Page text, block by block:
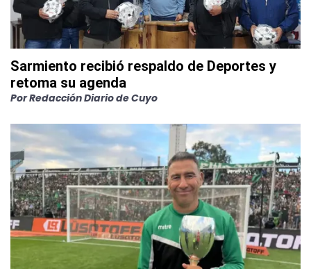
Sarmiento recibió respaldo de Deportes y
retoma su agenda
PorRedacción Diario de Cuyo